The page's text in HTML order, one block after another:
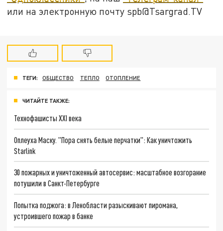
или на электронную почту spb@Tsargrad.TV
ТЕГИ: ОБЩЕСТВО ТЕПЛО ОТОПЛЕНИЕ
ЧИТАЙТЕ ТАКЖЕ:
Технофашисты XXI века
Оплеуха Маску. "Пора снять белые перчатки": Как уничтожить
Starlink
30 пожарных и уничтоженный автосервис: масштабное возгорание
потушили в Санкт-Петербурге
Попытка поджога: в Ленобласти разыскивают пиромана,
устроившего пожар в банке